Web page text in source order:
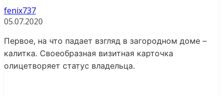
fenix737
05.07.2020
Первое, на что падает взгляд в загородном доме –
калитка. Своеобразная визитная карточка
олицетворяет статус владельца.